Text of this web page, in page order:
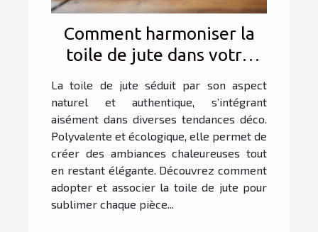
Comment harmoniser la
toile de jute dans votre
La toile de jute séduit par son aspect
naturel et authentique, s’intégrant
aisément dans diverses tendances déco.
Polyvalente et écologique, elle permet de
créer des ambiances chaleureuses tout
en restant élégante. Découvrez comment
adopter et associer la toile de jute pour
sublimer chaque pièce...